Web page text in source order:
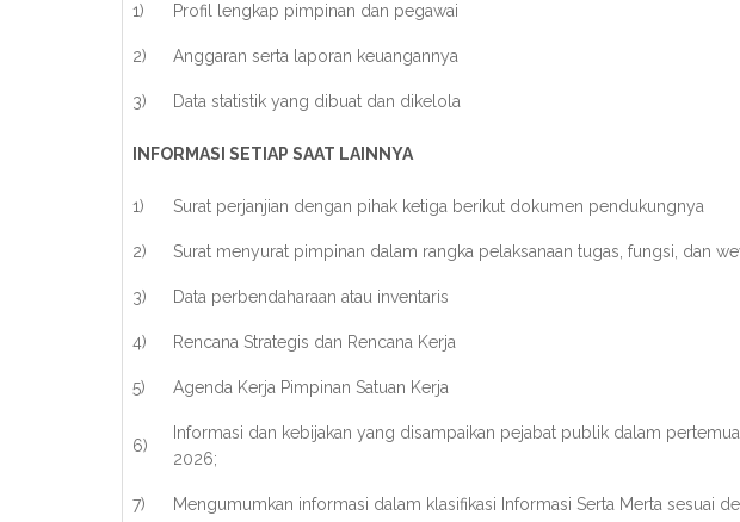
1) Profil lengkap pimpinan dan pegawai
2) Anggaran serta laporan keuangannya
3) Data statistik yang dibuat dan dikelola
INFORMASI SETIAP SAAT LAINNYA
1) Surat perjanjian dengan pihak ketiga berikut dokumen pendukungnya
2) Surat menyurat pimpinan dalam rangka pelaksanaan tugas, fungsi, dan
3) Data perbendaharaan atau inventaris
4) Rencana Strategis dan Rencana Kerja
5) Agenda Kerja Pimpinan Satuan Kerja
6)
Informasi dan kebijakan yang disampaikan pejabat publik dalam
2026;
7) Mengumumkan informasi dalam klasifikasi Informasi Serta Merta sesuai